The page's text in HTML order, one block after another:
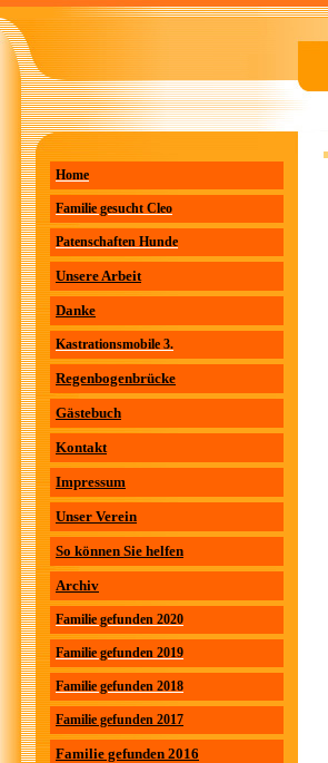
Home
Familie gesucht Cleo
Patenschaften Hunde
Unsere Arbeit
Danke
Kastrationsmobile 3.
Regenbogenbrücke
Gästebuch
Kontakt
Impressum
Unser Verein
So können Sie helfen
Archiv
Familie gefunden 2020
Familie gefunden 2019
Familie gefunden 2018
Familie gefunden 2017
Familie gefunden 2016